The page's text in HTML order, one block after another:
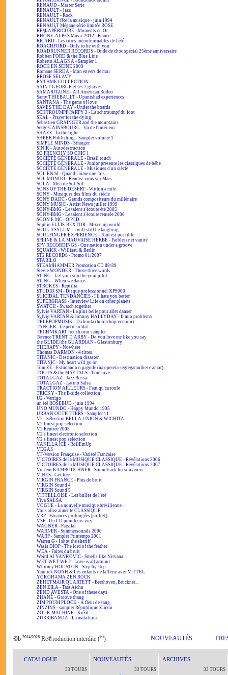
RENAUD - Master Serie
RENAULT - Jazz
RENAULT - Rock
RENAULT fête la musique - juin 1994
RENAULT Mégane série limitée BOSE
RFM/APÉRICUBE - Moments en Or
RHÔNE-ALPES Music 2012 - France
RICARD - Les titres incontournables de l'été
ROACHFORD - Only to be with you
ROADRUNNER RECORDS - Onde de choc spécial 25ème anniversaire
Robben FORD & the Blue Line
Roberto ALAGNA - Sampler 1
ROCK EN SEINE 2009
Romane SERDA - Mon envers de moi
RROSE SELAVY
RYTHME COLLECTION
SAINT GEORGE et les 7 glaives
SAMARITAINE - All American Rodeo
Samy THIÉBAULT - Upanishad experiences
SANTANA - The game of love
SAVES THE DAY - Under the boards
SCHTROUMPF PARTY 3 - La schtroumpf du foot
SEAL - Prayer for the dying
Sebastien GRAINGER and the mountains
Serge GAINSBOURG - Vu de l'intérieur
SHAZZ - In the light
SHEER Publishing - Sampler volume 1
SIMPLE MINDS - Stranger
SINIK - Autodestruction
SO FRENCHY SO CHIC 1
SOCIÉTÉ GÉNÉRALE - Brasil touch
SOCIÉTÉ GÉNÉRALE - Junior présente les classiques de bébé
SOCIÉTÉ GÉNÉRALE - Musiques d'un siècle
SOL EN SI - Quand j'aime une fois...
SOL MONDO - Rendez-vous sur Mars
SOLA - Missile Sol-Sol
SONS OF THE DESERT - Within a mile
SONY - Musiques des films du siècle
SONY DADC - Grands compositeurs du millénaire
SONY MUSIC - Artist News juillet 1999
SONY-BMG - Le talent s'écoute été 2005
SONY-BMG - Le talent s'écoute rentrée 2006
SOON E MC - O.P.I.D.
Sophie ELLIS-BEXTOR - Mixed up world
SOUL ASYLUM - I will still be laughing
SOULFINGER EXPERIENCE - Tout est possible
SPLINE & LA MAUVAISE HERBE - Faiblesse et vanité
SPV RECORDINGS - One nation under a groove
SQUAKK - Willisau & Berlin
ST2 RECORDS - Promo 01/2007
STABILO
STEAMHAMMER Promotion CD 88/89
Stevie WONDER - These three words
STING - Let your soul be your pilot
STING - When we dance
STROKES - Reptilia
STUDIO SM - Disque professionnel XP9000
SUICIDAL TENDANCIES - I'll hate you better
SUPERGRASS - Interview Life on other planets
SWATCH - Swatch together
Sylvie VARTAN - La plus belle pour aller danser
Sylvie VARTAN & Johnny HALLYDAY - Il mio problema
TÉLÉPOPMUSIK - Da hoola (hoola hop version)
TANGER - Le petit soldat
TECHNIKART french tour sampler
Terence TRENT D'ARBY - Do you love me like you say
the GUIDE/the GUARDIAN - Glastonbury
THERAPY - Nowhere
Thomas DARMON - 4 titres
TITANIC - Destination disaster
TITANIC - My heart will go on
Tom ZÉ - Estudando o pagode (na opereta segregamulher e amor)
TOOTS & the MAYTALS - True love
TOTALGAZ - Jazz Bossa
TOTALGAZ - Latino Salsa
TRACTION AILLEURS - Faut qu'ça roule
TRICKY - The B-side collection
U2 - Vertigo
un été ROSEBUD - juin 1994
UNO MUNDO - Happy Mundo 1995
URBAN OUTFITTERS - Sampler 11
V2 - Sélection BELLA UNION & WICHITA
V2 finest pop selection
V2 Rentrée 2005
V2's finest electronic selection
V2's finest pop selection
VANILLA ICE - RollEmUp
VEGAS
VF-Version Française - Variété Française
VICTOIRES de la MUSIQUE CLASSIQUE - Révélations 2006
VICTOIRES de la MUSIQUE CLASSIQUE - Révélations 2007
Vincent KAMBOUCHNER - Soundtrack for souvenirs
VINES - Get free
VIRGIN FRANCE - Plus de bruit
VIRGIN Sound 4
VIRGIN Sound 5
VITTELLOISE - Les bulles de l'été
Viva SALSA
VOGUE - La nouvelle musique brésilienne
Vous allez aimer le CLASSIQUE
VRP - Vacances prolongées [coffret]
VSF - Un CD pour leurs vies
WAGNER - Parsifal
WARNER - Summersounds 2000
WARP - Sampler Printemps 2001
Warren G - I shot the sheriff
Wasis DIOP - The lord of the feather
WEA - Faites du bruit
Weird Al YANKOVIC - Smells like Nirvana
WET WET WET - Love is all around
Whitney HOUSTON - Step by step
Yannick NOAH & Les enfants de la Terre avec VITTEL
YOKOHAMA ZEN ROCK
ZEHETMAIR QUARTETT - Beethoven, Bruckner...
ZEN ZILA - Tata Aïcha
ZEND AVESTA - One of these days
ZHANÉ - Groove thang
ZIM POUM PLOCK - A fleur de sang
ZINZINS - sampler République Zinzin
ZOUK MACHINE - Kréol
ZURRIBANDA - La mala hora
©b 2014/2026 Re℗roduction interdite (ici) NOUVEAUTÉS
CATALOGUE
33 TOURS
NOUVEAUTÉS
33 TOURS
ARCHIVES
33 TOURS